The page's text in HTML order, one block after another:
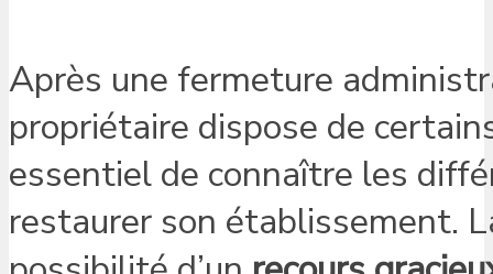
Après une fermeture
propriétaire dispose de
essentiel de connaître les
restaurer son établissement.